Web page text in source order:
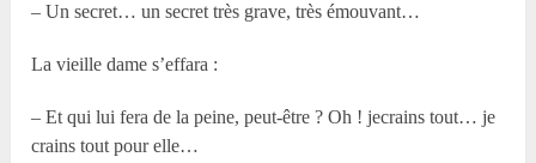
– Un secret… un secret très grave, très émouvant…
La vieille dame s’effara :
– Et qui lui fera de la peine, peut-être ? Oh ! jecrains tout… je
crains tout pour elle…